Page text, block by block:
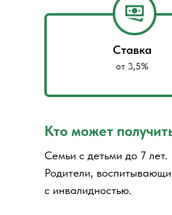
Ставка
от 3,5%
Кто может
Семьи с детьми до 7 лет.
Родители,
с инвалидностью.